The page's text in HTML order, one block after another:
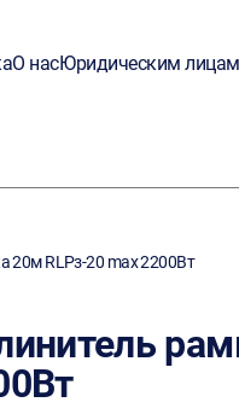
О насЮридическим лицам
20м RLPз-20 max 2200Вт